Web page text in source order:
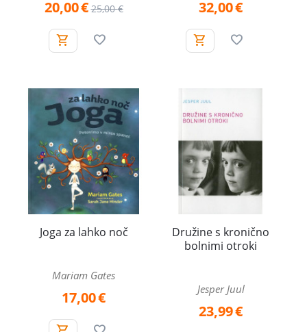
20,00€ 25,00 € 32,00€
Joga za lahko noč
Mariam Gates
17,00€
Družine s kronično
bolnimi otroki
Jesper Juul
23,99€